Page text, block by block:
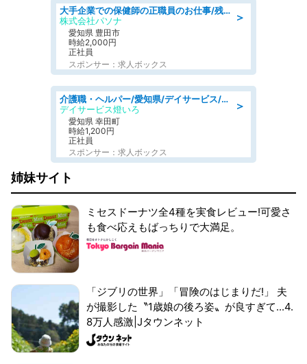
＞
大手企業での保健師の正職員のお仕事/残業なし/要資格:保健師
株式会社パソナ
愛知県 豊田市
時給2,000円
正社員
スポンサー：求人ボックス
＞
介護職・ヘルパー/愛知県/デイサービス/JR東海道本線 幸田/額田郡幸田町
デイサービス燈いろ
愛知県 幸田町
時給1,200円
正社員
スポンサー：求人ボックス
姉妹サイト
ミセスドーナツ全4種を実食レビュー!可愛さ
も食べ応えもばっちりで大満足。
「ジブリの世界」「冒険のはじまりだ!」 夫
が撮影した〝1歳娘の後ろ姿〟が良すぎて...4.
8万人感激|Jタウンネット